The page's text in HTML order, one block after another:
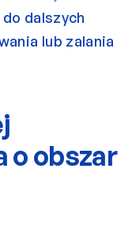
dalszych
lub zalania
o obszar